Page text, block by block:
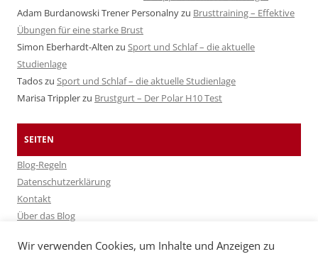
Adam Burdanowski Trener Personalnyzu Brusttraining – Effektive
Übungen für eine starke Brust
Simon Eberhardt-Alten zu Sport und Schlaf – die aktuelle
Studienlage
Tadoszu Sport und Schlaf – die aktuelle Studienlage
Marisa Tripplerzu Brustgurt – Der Polar H10 Test
SEITEN
Blog-Regeln
Datenschutzerklärung
Kontakt
Über das Blog
Wir verwenden Cookies, um Inhalte und Anzeigen zu